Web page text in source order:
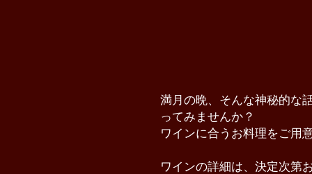
満月の晩、そんな神秘的な
ってみませんか？
ワインに合うお料理をご用
ワインの詳細は、決定次第